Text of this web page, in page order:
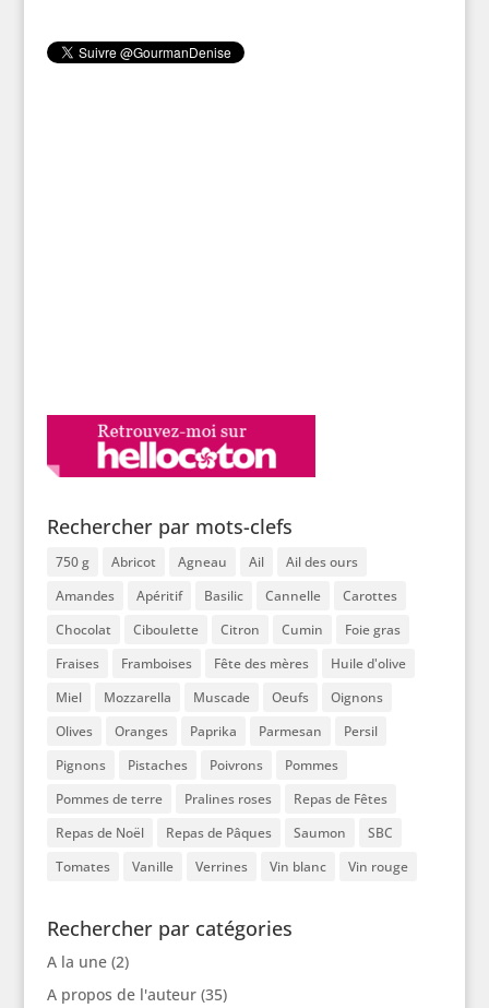
Rechercher par mots-clefs
750 g Abricot Agneau Ail
Ail des ours
Amandes
Apéritif Basilic Cannelle
Carottes
Chocolat
Ciboulette Citron Cumin
Foie gras
Fraises
Framboises Fête des mères
Huile d'olive
Miel
Mozzarella Muscade Oeufs
Oignons
Olives
Oranges Paprika Parmesan
Persil
Pignons
Pistaches Poivrons
Pommes
Pommes de terre
Pralines roses
Repas de Fêtes
Repas de Noël
Repas de Pâques Saumon
SBC
Tomates
Vanille Verrines Vin blanc Vin rouge
Rechercher par catégories
A la une(2)
A propos de l'auteur(35)